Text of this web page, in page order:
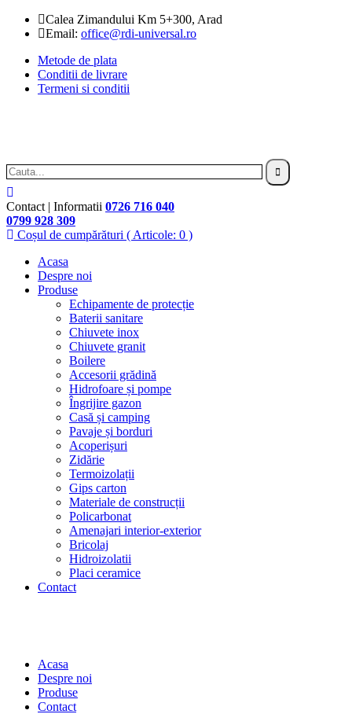
Calea Zimandului Km 5+300, Arad
Email: office@rdi-universal.ro
Metode de plata
Conditii de livrare
Termeni si conditii
Contact | Informatii 0726 716 040
0799 928 309
Coșul de cumpărături ( Articole: 0 )
Acasa
Despre noi
Produse
Echipamente de protecție
Baterii sanitare
Chiuvete inox
Chiuvete granit
Boilere
Accesorii grădină
Hidrofoare și pompe
Îngrijire gazon
Casă și camping
Pavaje și borduri
Acoperișuri
Zidărie
Termoizolații
Gips carton
Materiale de construcții
Policarbonat
Amenajari interior-exterior
Bricolaj
Hidroizolatii
Placi ceramice
Contact
Acasa
Despre noi
Produse
Contact